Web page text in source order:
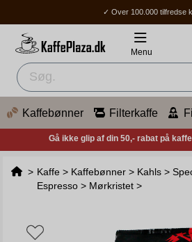
✓ Over 100.000 tilfredse
✓ Gratis fragt over
✓ Hjemmelevering / Ombud: 1-
Menu
Kaffebønner Filterkaffe
Gå ikke glip af din 50,- rabat på
> Kaffe > Kaffebønner > Kahls >
Espresso > Mørkristet >